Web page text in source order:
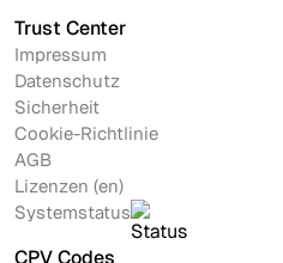
Trust Center
Impressum
Datenschutz
Sicherheit
Cookie-Richtlinie
AGB
Lizenzen (en)
Systemstatus
CPV Codes